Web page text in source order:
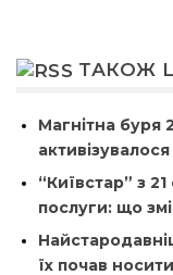
ТАКОЖ
Магнітна буря
“Київстар” з
послуги: що
їх почав